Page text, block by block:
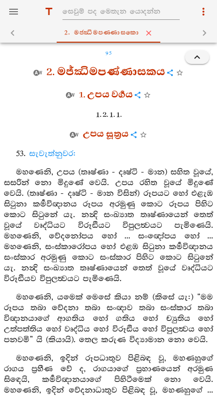
2. මජ‍්ඣිමපණ‍්ණාසකො
95
2. මජ්ඣිමපණ්ණාසකය
1. උපය වර්‍ගය
1. 2. 1. 1.
උපය සූත්‍රය
53. සැවැත්නුවර:
මහණෙනි, උපය (තෘෂ්ණා - දෘෂ්ටි - මාන) සහිත වූයේ,
සසරින් නො මිදුණේ වෙයි. උපය රහිත වූයේ මිදුණේ
වෙයි. (තෘෂ්ණා - දෘෂ්ටි - මාන විසින්) රූපයට හෝ එළැඹ
සිටුනා කර්‍මවිඥානය රූපය අරමුණු කොට රූපය පිහිට
කොට සිටුනේ යැ. නන්‍දි සංඛ්‍යාත තෘෂ්ණායෙන් තෙත්
වූයේ වෘද්ධියට විරූඪියට විපුලත්‍වයට පැමිණෙයි.
මහණෙනි, වේදනෝපය හෝ ... සංඥෝපය හෝ ...
මහණෙනි, සංස්කාරෝපය හෝ එළඹ සිටුනා කර්‍මවිඥානය
සංස්කාර අරමුණු කොට සංස්කාර පිහිට කොට සිටුනේ
යැ. නන්‍දි සංඛ්‍යාත තෘෂ්ණායෙන් තෙත් වූයේ වෘද්ධියට
විරූඪියව විපුලත්‍වයට පැමිණෙයි.
මහණෙනි, යමෙක් මෙසේ කියා නම් (කිසේ යැ:) “මම
රූපය තබා වේදනා තබා සංඥාව තබා සංස්කාර තබා
විඥානයාගේ ආගතිය හෝ ගතිය හෝ ච්‍යුතිය හෝ
උත්පත්තිය හෝ වෘද්ධිය හෝ විරූඪිය හෝ විපුලත්‍වය හෝ
පනවමි” යි (කියායි). තෙල කරුණ විද්‍යාමාන නො වෙයි.
මහණෙනි, ඉදින් රූපධාතුව පිළිබඳ වූ, මහණහුගේ
රාගය ප්‍රහීණ වේ ද, රාගයාගේ ප්‍රහාණයෙන් අරමුණ
සිඳෙයි, කර්‍මවිඥානයාගේ පිහිටීමෙක් නො වෙයි.
මහණෙනි, ඉදින් වේදනාධාතුව පිළිබඳ වූ, මහණහුගේ ...